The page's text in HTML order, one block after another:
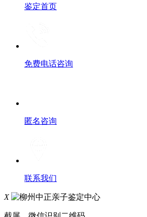
鉴定首页
免费电话咨询
匿名咨询
联系我们
X